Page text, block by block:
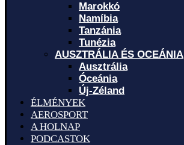
Marokkó
Namíbia
Tanzánia
Tunézia
AUSZTRÁLIA ÉS OCEÁNIA
Ausztrália
Óceánia
Új-Zéland
ÉLMÉNYEK
AEROSPORT
A HOLNAP
PODCASTOK